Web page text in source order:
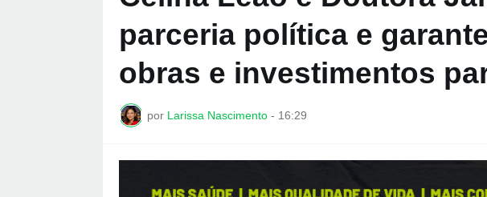
parceria política e
obras e investimentos
por Larissa Nascimento - 16:29